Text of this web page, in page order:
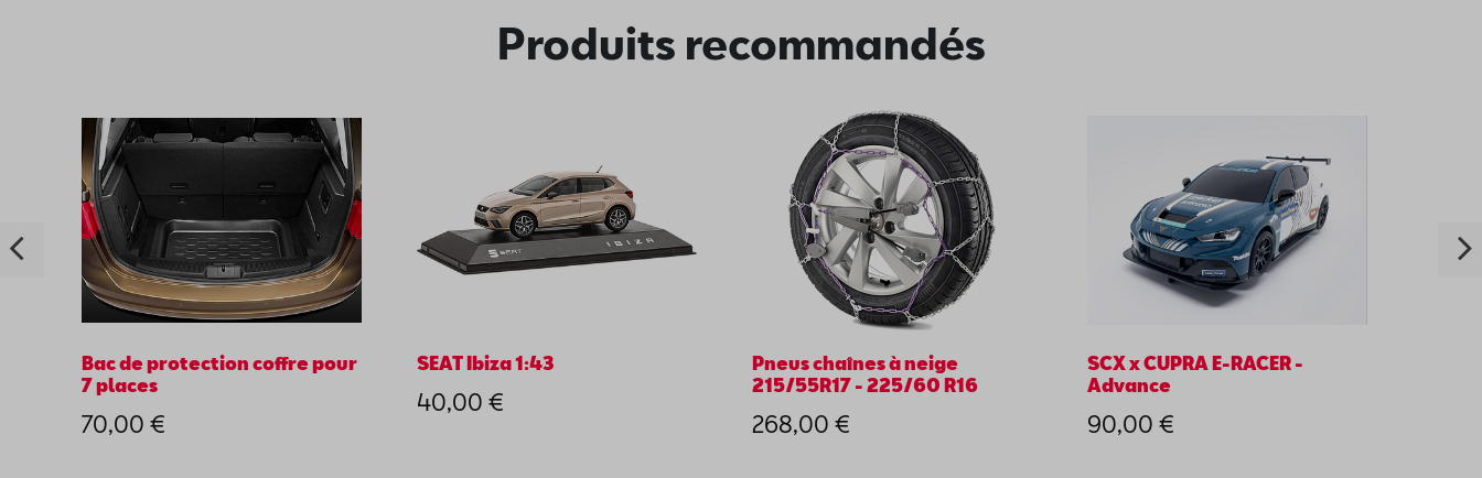
Produits recommandés
Bac de protection coffre pour
7 places
70,00 €
SEAT Ibiza 1:43
40,00 €
Pneus chaînes à neige
215/55R17 - 225/60 R16
268,00 €
SCX x CUPRA E-RACER -
Advance
90,00 €